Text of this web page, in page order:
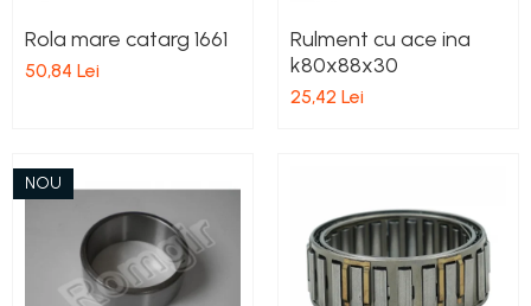
Rola mare catarg 1661
50,84 Lei
Rulment cu ace ina
k80x88x30
25,42 Lei
NOU